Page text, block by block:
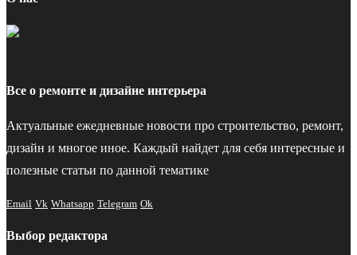
Все о ремонте и дизайне интерьера
Актуальные ежедневные новости про строительство, ремонт,
дизайн и многое иное. Каждый найдет для себя интересные и
полезные статьи по данной тематике
Email Vk Whatsapp Telegram Ok
Выбор редактора